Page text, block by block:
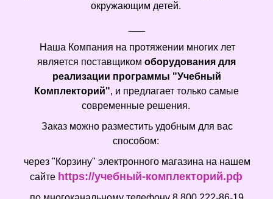
окружающим детей.
Наша Компания на протяжении многих лет
является поставщиком оборудования для
реализации программы "Учебный
Комплекторий", и предлагает только самые
современные решения.
Заказ можно разместить удобным для вас
способом:
через "Корзину" электронного магазина на нашем
сайте https://учебный-комплекторий.рф